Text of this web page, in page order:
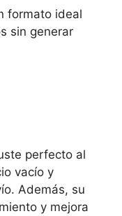
formato ideal
sin generar
perfecto al
vacío y
Además, su
y mejora